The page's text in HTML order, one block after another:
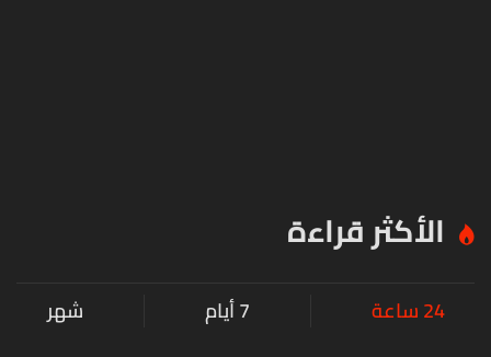
الأكثر قراءة
24 ساعة 7 أيام شهر